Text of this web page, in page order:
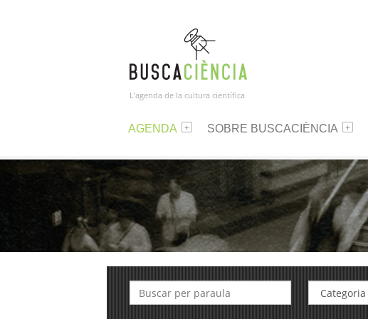
L’agenda de la cultura científica
AGENDA SOBRE BUSCACIÈNCIA